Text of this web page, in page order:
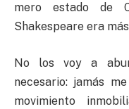
mero estado de
Shakespeare era
No los voy a
necesario: jamás
movimiento